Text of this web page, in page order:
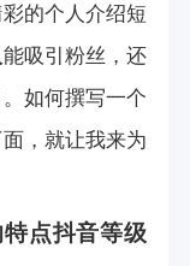
的个人介绍短
能吸引粉丝，还
如何撰写一个
，就让我来为
点抖音等级